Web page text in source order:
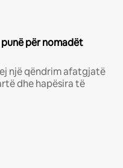
për nomadët
një qëndrim afatgjatë
dhe hapësira të